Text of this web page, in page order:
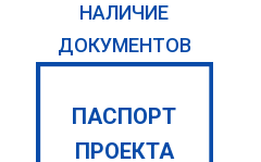
НАЛИЧИЕ
ДОКУМЕНТОВ
ПАСПОРТ
ПРОЕКТА